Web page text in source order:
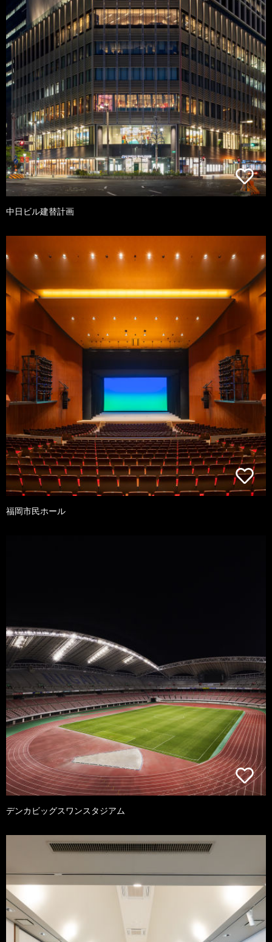
中日ビル建替計画
福岡市民ホール
デンカビッグスワンスタジアム